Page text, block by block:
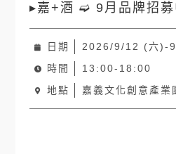
▸嘉+酒 ➫ 9月品牌招募
日期
2026/9/12 (六)-
時間
13:00-18:00
地點
嘉義文化創意產業